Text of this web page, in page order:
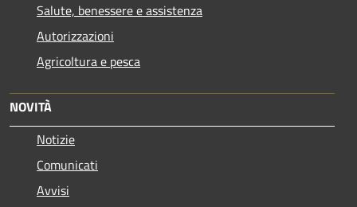
Salute, benessere e assistenza
Autorizzazioni
Agricoltura e pesca
NOVITÀ
Notizie
Comunicati
Avvisi